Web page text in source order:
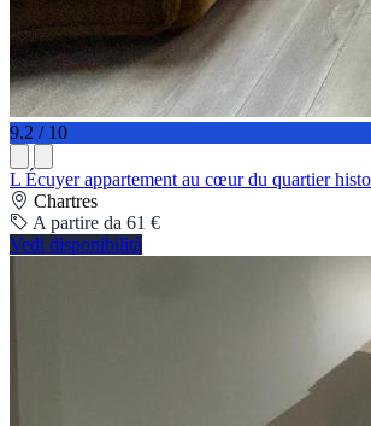
9.2 / 10
L Écuyer appartement au cœur du quartier
Chartres
A partire da 61 €
Vedi disponibilità